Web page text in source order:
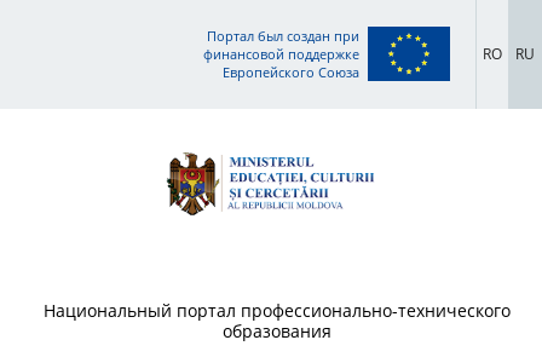
Портал был создан при
финансовой поддержке
Европейского Союза
RO RU
Национальный портал профессионально-технического
образования